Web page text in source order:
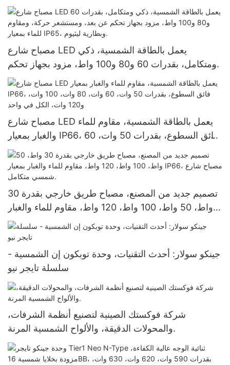
(LiFePO4) لإضاءة الشوارع
مصباح شارع LED يعمل بالطاقة الشمسية، ذكي
ومتكامل، بقدرات 60 و80 و100 واط، مزود بجهاز تحكم
عن بعد، ومستشعر حركة، ومقاوم للماء بمعيار IP65،
مصباح شارع LED يعمل بالطاقة الشمسية، مقاوم للماء
والغبار بمعيار IP66، فائق السطوع، بقدرات 50 وات، 60
تصميم جديد من المصنع، مصباح طريق خارجي بقدرة 30
واط، 50 واط، 100 واط، 120 واط، مقاوم للماء والغبار
جينكو سولار: أحدث التقنيات، وحدة توبكون إن الشمسية -
سلسلة تايجر نيو
شركة فوكستك الصينية لتصنيع أنظمة الشرفات،
والمحولات الدقيقة، والألواح الشمسية المرنة.